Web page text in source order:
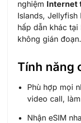
nghiệm Internet
Islands, Jellyfish
hấp dẫn khác tại
không gián đoạn.
Tính năng
Phù hợp mọi
video call,
Nhận eSIM